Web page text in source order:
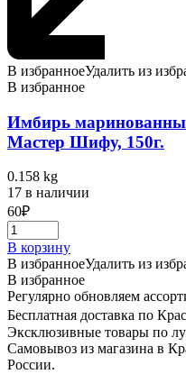
В избранноеУдалить из
В избранное
Имбирь
Мастер Шифу, 150г.
0.158 kg
17 в наличии
60₽
В корзину
В избранноеУдалить из
В избранное
Регулярно обновляем
Бесплатная доставка по
Эксклюзивные товары по
Самовывоз из магазина в
России.